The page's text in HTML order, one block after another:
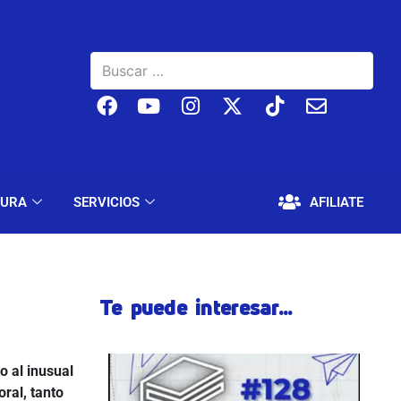
SERVICIOS AFILIATE
EDUCACIÓN Y CULTURA SERVICIOS
al inusual
tanto
Te puede interesar...